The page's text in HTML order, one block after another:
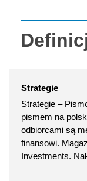
Strategie
Strategie –
pismem na
odbiorcami są
finansowi.
Investments.